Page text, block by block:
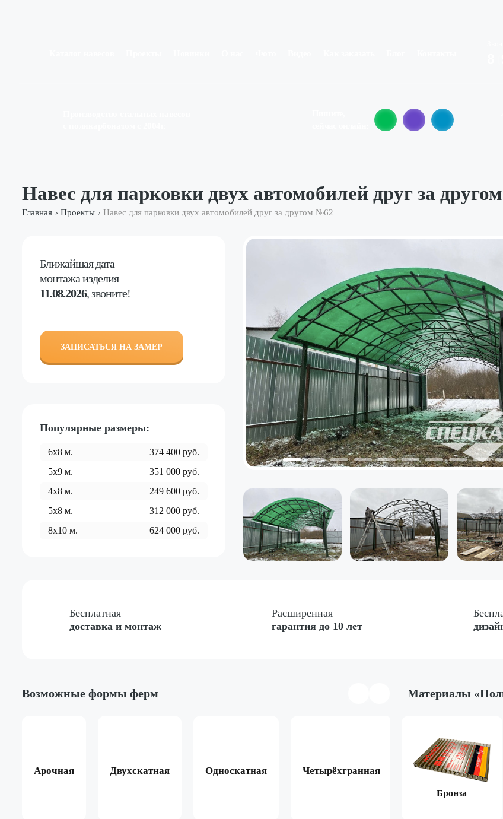
Навес для парковки двух автомобилей друг за
Главная › Проекты › Навес для парковки двух автомобилей друг за другом №62
Ближайшая дата
монтажа изделия
11.08.2026, звоните!
ЗАПИСАТЬСЯ НА ЗАМЕР
Популярные размеры:
6x8 м. 374 400руб.
5x9 м. 351 000руб.
4x8 м. 249 600руб.
5x8 м. 312 000руб.
8x10 м. 624 000руб.
Бесплатная
доставка и монтаж
Расширенная
гарантия до 10 лет
Возможные формы ферм
Арочная Двухскатная Односкатная Четырёхгранная Арочная
Материалы
Бронза